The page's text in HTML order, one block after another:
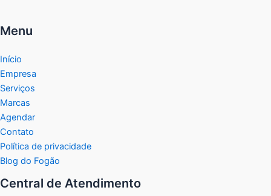
Menu
Início
Empresa
Serviços
Marcas
Agendar
Contato
Política de privacidade
Blog do Fogão
Central de Atendimento